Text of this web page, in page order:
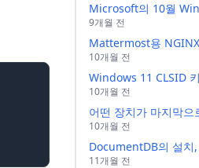
9개월 전
10개월 전
10개월 전
10개월 전
11개월 전